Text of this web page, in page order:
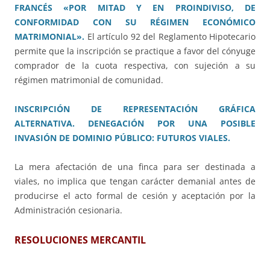
FRANCÉS «POR MITAD Y EN PROINDIVISO, DE
CONFORMIDAD CON SU RÉGIMEN ECONÓMICO
MATRIMONIAL». El artículo 92 del Reglamento Hipotecario
permite que la inscripción se practique a favor del cónyuge
comprador de la cuota respectiva, con sujeción a su
régimen matrimonial de comunidad.
INSCRIPCIÓN DE REPRESENTACIÓN GRÁFICA
ALTERNATIVA. DENEGACIÓN POR UNA POSIBLE
INVASIÓN DE DOMINIO PÚBLICO: FUTUROS VIALES.
La mera afectación de una finca para ser destinada a
viales, no implica que tengan carácter demanial antes de
producirse el acto formal de cesión y aceptación por la
Administración cesionaria.
RESOLUCIONES MERCANTIL